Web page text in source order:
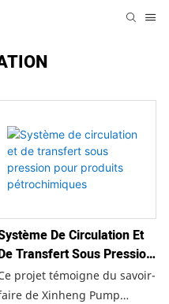
De Circulation Et
Transfert Sous Pression
Produits
projet témoigne du savoir-
de Xinheng Pump